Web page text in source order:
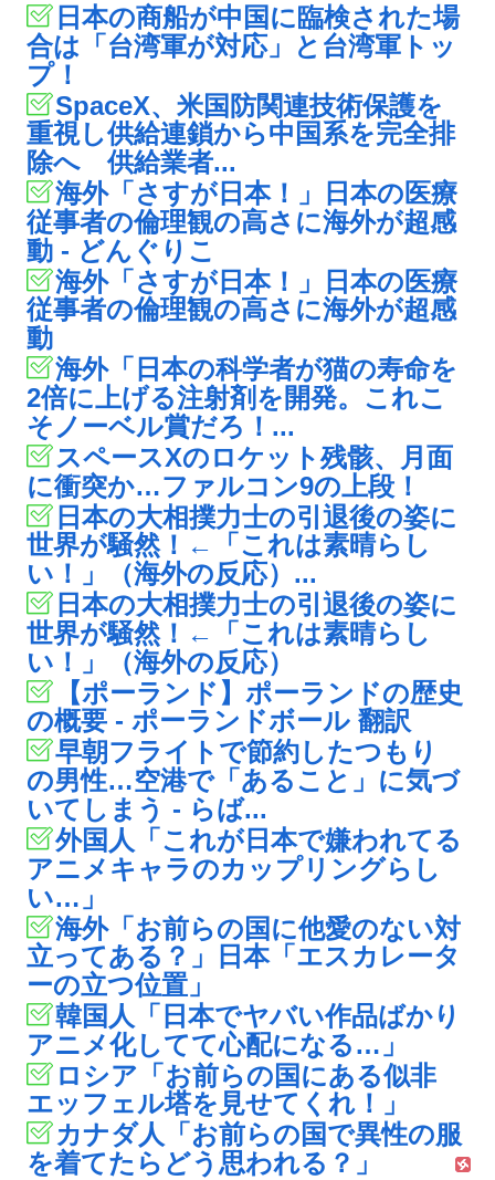
日本の商船が中国に臨検された場
合は「台湾軍が対応」と台湾軍トッ
プ！
SpaceX、米国防関連技術保護を
重視し供給連鎖から中国系を完全排
除へ 供給業者...
海外「さすが日本！」日本の医療
従事者の倫理観の高さに海外が超感
動 - どんぐりこ
海外「さすが日本！」日本の医療
従事者の倫理観の高さに海外が超感
動
海外「日本の科学者が猫の寿命を
2倍に上げる注射剤を開発。これこ
そノーベル賞だろ！...
スペースXのロケット残骸、月面
に衝突か…ファルコン9の上段！
日本の大相撲力士の引退後の姿に
世界が騒然！←「これは素晴らし
い！」（海外の反応）...
日本の大相撲力士の引退後の姿に
世界が騒然！←「これは素晴らし
い！」（海外の反応）
【ポーランド】ポーランドの歴史
の概要 - ポーランドボール 翻訳
早朝フライトで節約したつもり
の男性…空港で「あること」に気づ
いてしまう - らば...
外国人「これが日本で嫌われてる
アニメキャラのカップリングらし
い…」
海外「お前らの国に他愛のない対
立ってある？」日本「エスカレータ
ーの立つ位置」
韓国人「日本でヤバい作品ばかり
アニメ化してて心配になる…」
ロシア「お前らの国にある似非
エッフェル塔を見せてくれ！」
カナダ人「お前らの国で異性の服
を着てたらどう思われる？」